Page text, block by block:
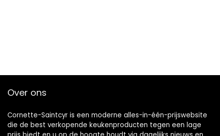
Over ons
Cornette-Saintcyr is een moderne alles-in-één-prijswebsite
die de best verkopende keukenproducten tegen een lage